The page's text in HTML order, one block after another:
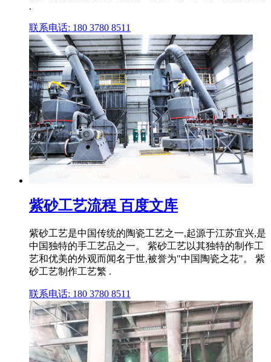
.
联系电话: 180 3780 8511
紫砂工艺流程 百度文库
紫砂工艺是中国传统的陶瓷工艺之一,起源于江苏宜兴,是
中国独特的手工艺品之一。 紫砂工艺以其独特的制作工
艺和优美的外观而闻名于世,被誉为"中国陶瓷之花"。 紫
砂工艺制作工艺繁 .
联系电话: 180 3780 8511